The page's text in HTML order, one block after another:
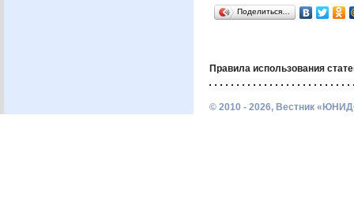
Поделиться…
Правила использования
© 2010 - 2026, Вестник